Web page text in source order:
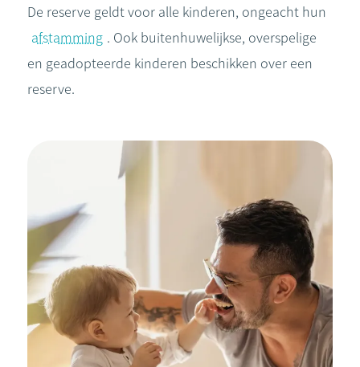
De reserve geldt voor alle kinderen, ongeacht hun
afstamming . Ook buitenhuwelijkse, overspelige
en geadopteerde kinderen beschikken over een
reserve.